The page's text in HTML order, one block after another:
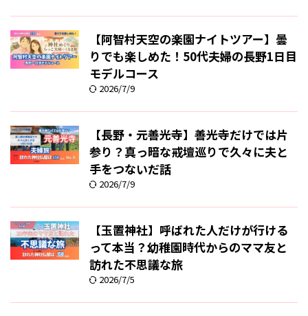
【阿智村天空の楽園ナイトツアー】曇
りでも楽しめた！50代夫婦の長野1日目
モデルコース
2026/7/9
【長野・元善光寺】善光寺だけでは片
参り？真っ暗な戒壇巡りで久々に夫と
手をつないだ話
2026/7/9
【玉置神社】呼ばれた人だけが行ける
って本当？幼稚園時代からのママ友と
訪れた不思議な旅
2026/7/5